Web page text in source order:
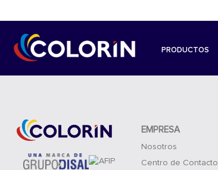
PRODUCTOS
EMPRESA
Nosotros
Centro de Contacto